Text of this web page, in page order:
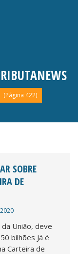
(Página 422)
SOBRE
DE
União, deve
bilhões Já é
Carteira de